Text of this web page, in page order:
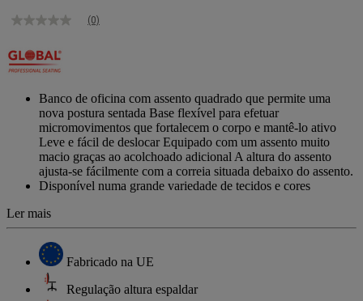
Sem
de
classificação
Link
mesma
página.
(0)
Banco de oficina com assento quadrado que permite uma
nova postura sentada Base flexível para efetuar
micromovimentos que fortalecem o corpo e mantê-lo ativo
Leve e fácil de deslocar Equipado com um assento muito
macio graças ao acolchoado adicional A altura do assento
ajusta-se fácilmente com a correia situada debaixo do assento.
Disponível numa grande variedade de tecidos e cores
Ler mais
Fabricado na UE
Regulação altura espaldar